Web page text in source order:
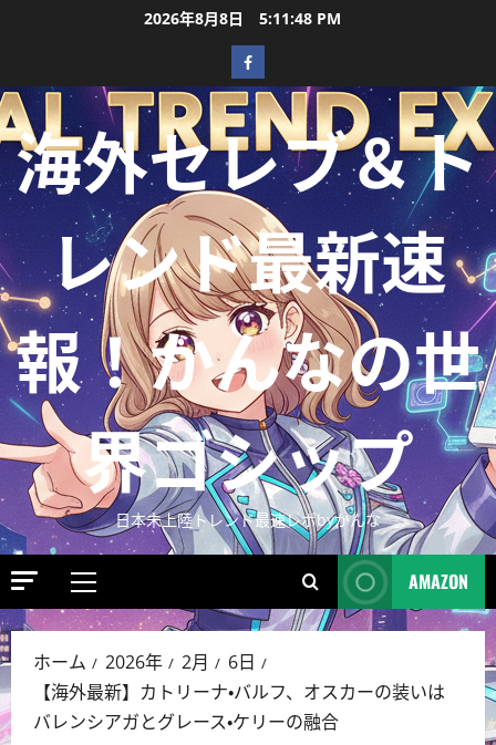
2026年8月8日 5:11:50 PM
海外セレブ＆ト
レンド最新速
報！かんなの世
界ゴシップ
日本未上陸トレンド最速レポbyかんな
AMAZON
ホーム 2026年 2月
6日
【海外最新】カトリーナ・バルフ、オスカーの装いは
バレンシアガとグレース・ケリーの融合